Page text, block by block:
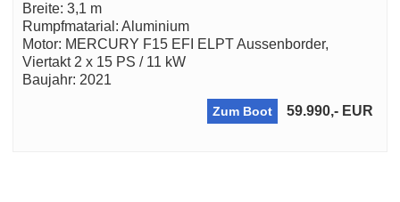
Breite: 3,1 m
Rumpfmatarial: Aluminium
Motor: MERCURY F15 EFI ELPT Aussenborder,
Viertakt 2 x 15 PS / 11 kW
Baujahr: 2021
Zum Boot 59.990,- EUR